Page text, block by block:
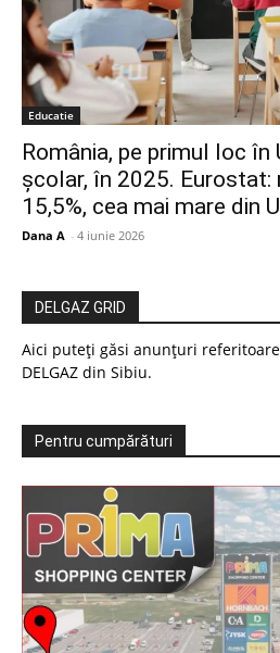
Educatie
România, pe primul loc în
școlar, în 2025. Eurostat:
15,5%, cea mai mare din
Dana A - 4 iunie 2026
DELGAZ GRID
Aici puteți găsi anunțuri
DELGAZ din Sibiu.
Pentru cumpărături